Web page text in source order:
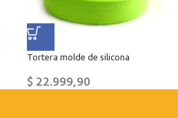
Tortera molde de silicona
$22.999,90